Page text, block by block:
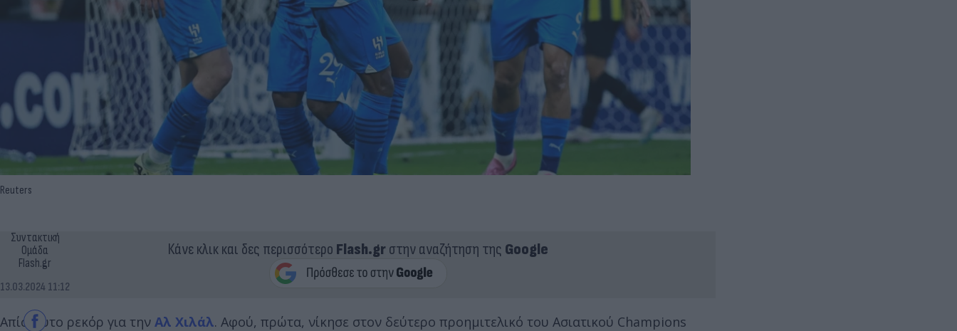
Reuters
Συντακτική
Ομάδα
Flash.gr
13.03.2024 11:12
Κάνε κλικ και δες περισσότερο Flash.grστην αναζήτηση της Google
Απίστευτο ρεκόρ για την Αλ Χιλάλ. Αφού, πρώτα, νίκησε στον δεύτερο προημιτελικό του Ασιατικού Champions